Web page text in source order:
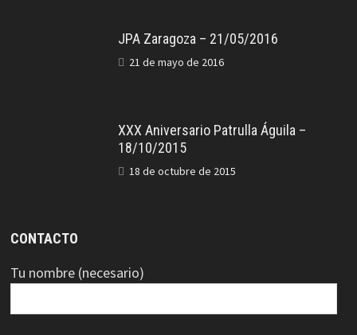
JPA Zaragoza – 21/05/2016
21 de mayo de 2016
XXX Aniversario Patrulla Águila –
18/10/2015
18 de octubre de 2015
CONTACTO
Tu nombre (necesario)